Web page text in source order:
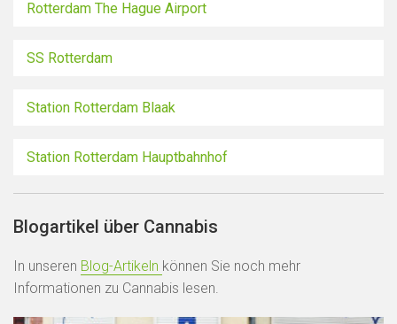
Rotterdam The Hague Airport
SS Rotterdam
Station Rotterdam Blaak
Station Rotterdam Hauptbahnhof
Blogartikel über Cannabis
In unseren Blog-Artikeln können Sie noch mehr
Informationen zu Cannabis lesen.